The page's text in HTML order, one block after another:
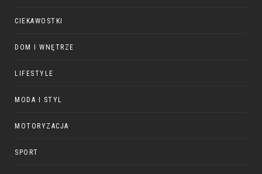
CIEKAWOSTKI
DOM I WNĘTRZE
LIFESTYLE
MODA I STYL
MOTORYZACJA
SPORT